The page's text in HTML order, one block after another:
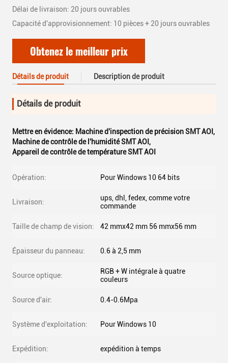
Délai de livraison: 20 jours ouvrables
Capacité d'approvisionnement: 10 pièces + 20 jours ouvrables
Obtenez le meilleur prix
Détails de produit Description de produit
Détails de produit
Mettre en évidence: Machine d'inspection de précision SMT AOI ,
Machine de contrôle de l'humidité SMT AOI ,
Appareil de contrôle de température SMT AOI
Opération: Pour Windows 10 64 bits
Livraison:
ups, dhl, fedex, comme votre
commande
Taille de champ de vision: 42 mmx42 mm 56 mmx56 mm
Épaisseur du panneau: 0.6 à 2,5 mm
Source optique:
RGB + W intégrale à quatre
couleurs
Source d'air: 0.4-0.6Mpa
Système d'exploitation: Pour Windows 10
Expédition: expédition à temps